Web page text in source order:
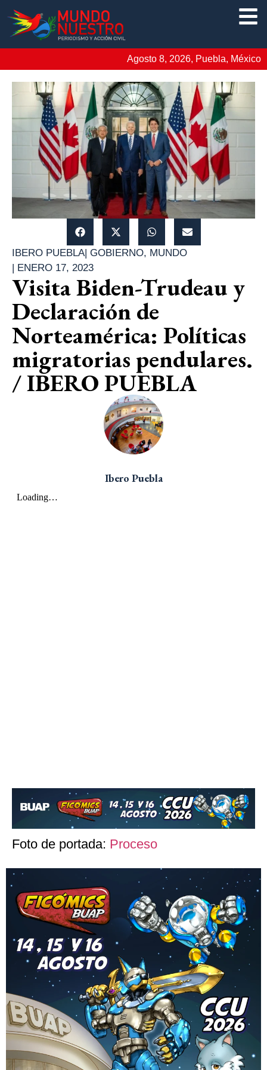
Agosto 8, 2026, Puebla, México
IBERO PUEBLA| GOBIERNO, MUNDO
ENERO 17, 2023
Visita Biden-Trudeau y
Declaración de
Norteamérica: Políticas
migratorias pendulares.
/ IBERO PUEBLA
Ibero Puebla
Foto de portada: Proceso